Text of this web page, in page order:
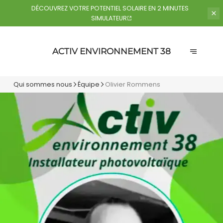
DÉCOUVREZ VOTRE POTENTIELSOLAIRE EN 2 MINUTES
SIMULATEUR
ACTIV ENVIRONNEMENT 38
Qui sommes nous Équipe Olivier Rommens